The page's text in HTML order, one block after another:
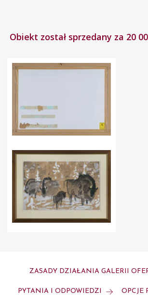
Obiekt został sprzedany za 20
ZASADY DZIAŁANIA GALERII
PYTANIA I ODPOWIEDZI OPCJE